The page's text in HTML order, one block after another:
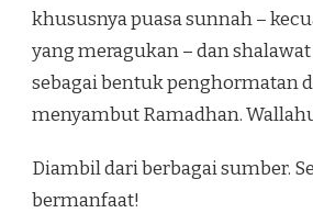
khususnya puasa sunnah –
yang meragukan – dan shalawat
sebagai bentuk penghormatan
menyambut Ramadhan.
Diambil dari berbagai sumber.
bermanfaat!